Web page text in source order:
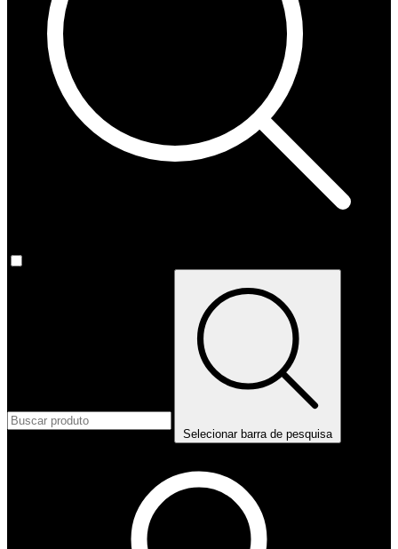
Selecionar barra de pesquisa